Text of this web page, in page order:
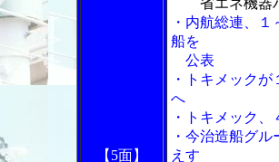
【5面】
省エネ機器
・内航総連、
船を
公表
・トキメック
へ
・トキメック
・今治造船グ
えす